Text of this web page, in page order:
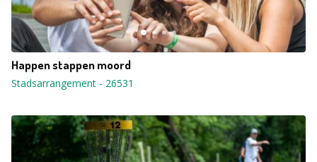
Happen stappen moord
Stadsarrangement - 26531